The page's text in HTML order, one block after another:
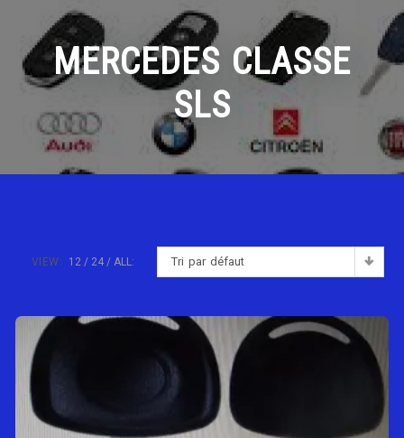
MERCEDES CLASSE
SLS
Tri par défaut
VIEW: 12 24 ALL: